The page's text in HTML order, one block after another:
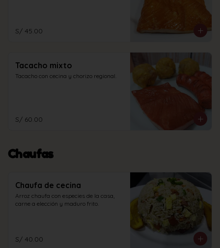
S/ 45.00
Tacacho mixto
Tacacho con cecina y chorizo regional.
S/ 60.00
Chaufas
Chaufa de cecina
Arroz chaufa con especies de la casa,
carne a elección y maduro frito.
S/ 40.00